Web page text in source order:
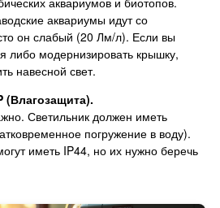
аквариумы идут со
он слабый (20 Лм/л). Если вы
либо модернизировать крышку,
навесной свет.
Светильник должен иметь
погружение в воду).
иметь IP44, но их нужно беречь